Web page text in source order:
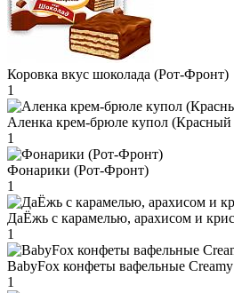
Коровка вкус шоколада (Рот-Фронт)
1
Аленка крем-брюле купол (Красный
1
Фонарики (Рот-Фронт)
1
ДаЁжь с карамелью, арахисом и
1
BabyFox конфеты вафельные
1